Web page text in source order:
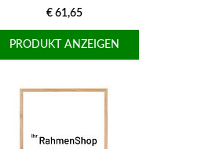
320
€ 61,65
PRODUKT ANZEIGEN